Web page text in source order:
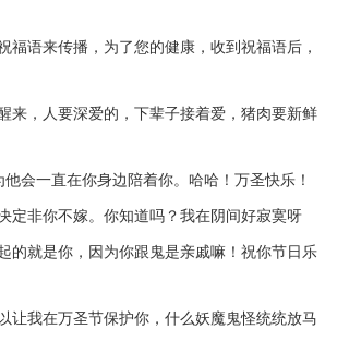
语来传播，为了您的健康，收到祝福语后，
，人要深爱的，下辈子接着爱，猪肉要新鲜
一直在你身边陪着你。哈哈！万圣快乐！
非你不嫁。你知道吗？我在阴间好寂寞呀
就是你，因为你跟鬼是亲戚嘛！祝你节日乐
我在万圣节保护你，什么妖魔鬼怪统统放马